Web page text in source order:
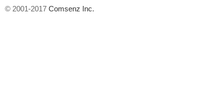
© 2001-2017 Comsenz Inc.